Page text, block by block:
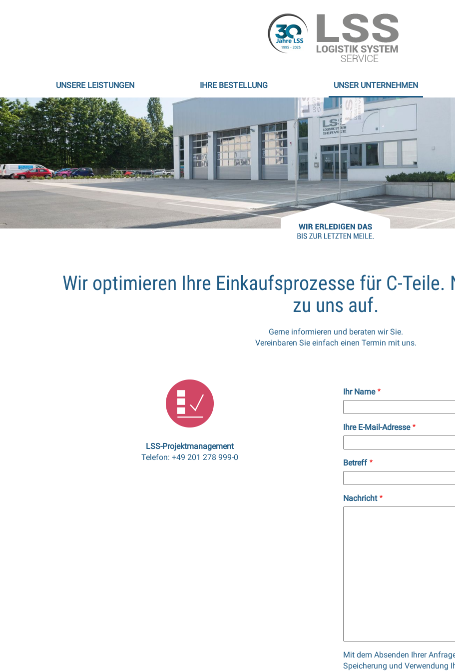
Hauptnavigation
UNSERE LEISTUNGEN IHRE BESTELLUNG UNSER UNTERNEHMEN
Wir optimieren Ihre Einkaufsprozesse für C-Teile.
zu uns auf.
Gerne informieren und beraten wir Sie.
Vereinbaren Sie einfach einen Termin mit uns.
LSS-Projektmanagement
Telefon: +49 201 278 999-0
Ihr Name
Ihre E-Mail-Adresse
Betreff
Nachricht
Mit dem Absenden Ihrer
Speicherung und Verwendung